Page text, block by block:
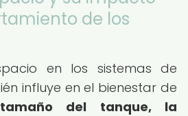
de los
en los sistemas de
influye en el bienestar de
del tanque, la